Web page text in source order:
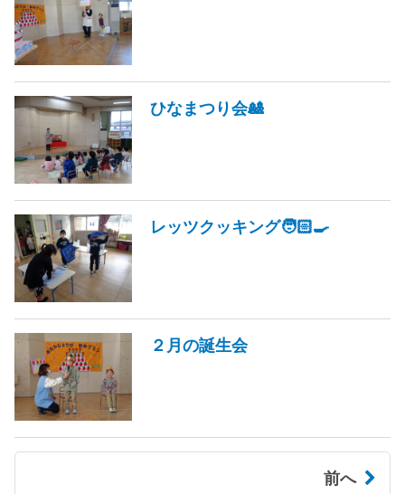
ひなまつり会🎎
レッツクッキング🧑🏻‍🍳
２月の誕生会
前へ